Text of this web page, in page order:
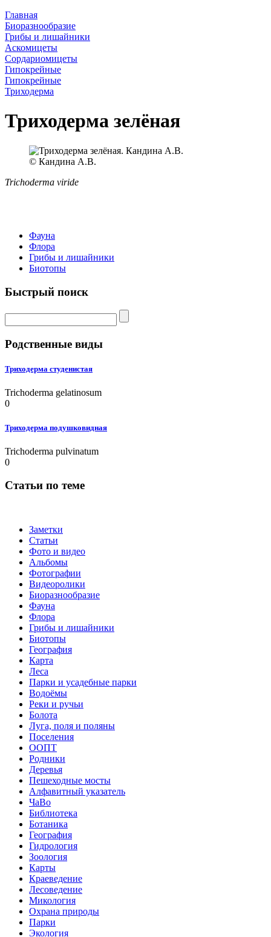
Главная
Биоразнообразие
Грибы и лишайники
Аскомицеты
Сордариомицеты
Гипокрейные
Гипокрейные
Триходерма
Триходерма зелёная
© Кандина А.В.
Trichoderma viride
Фауна
Флора
Грибы и лишайники
Биотопы
Быстрый поиск
Родственные виды
Триходерма студенистая
Trichoderma gelatinosum
0
Триходерма подушковидная
Trichoderma pulvinatum
0
Статьи по теме
Заметки
Статьи
Фото и видео
Альбомы
Фотографии
Видеоролики
Биоразнообразие
Фауна
Флора
Грибы и лишайники
Биотопы
География
Карта
Леса
Парки и усадебные парки
Водоёмы
Реки и ручьи
Болота
Луга, поля и поляны
Поселения
ООПТ
Родники
Деревья
Пешеходные мосты
Алфавитный указатель
ЧаВо
Библиотека
Ботаника
География
Гидрология
Зоология
Карты
Краеведение
Лесоведение
Микология
Охрана природы
Парки
Экология